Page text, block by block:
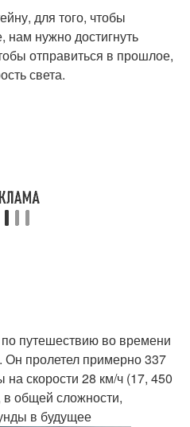
для того, чтобы
нам нужно достигнуть
отправиться в прошлое,
света.
путешествию во времени
Он пролетел примерно 337
скорости 28 км/ч (17, 450
в общей сложности,
в будущее